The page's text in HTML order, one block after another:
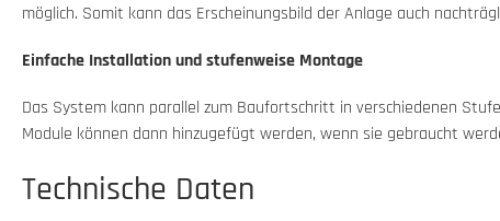
möglich. Somit kann das Erscheinungsbild der Anlage auch
Einfache Installation und stufenweise Montage
Das System kann parallel zum Baufortschritt in verschiedenen
Module können dann hinzugefügt werden, wenn sie gebraucht
Technische Daten